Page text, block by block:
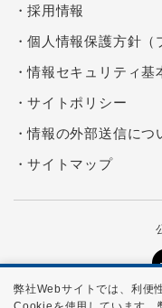
採用情報
個人情報保護方針（
情報セキュリティ基
サイトポリシー
情報の外部送信につ
サイトマップ
弊社Webサイトでは、利便